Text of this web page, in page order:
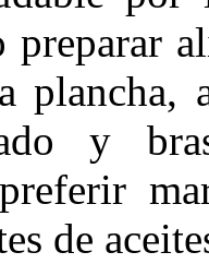
preparar
plancha,
y
de